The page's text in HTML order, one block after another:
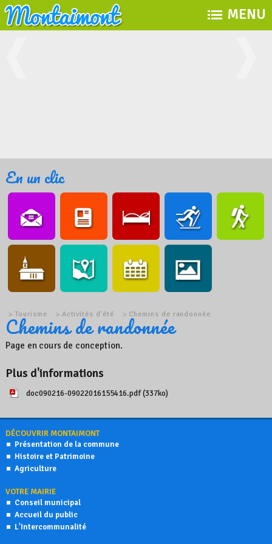
MENU
En un clic
Tourisme Activités d'été Chemins de randonnée
Chemins de randonnée
Page en cours de conception.
Plus d'informations
doc090216-09022016155416.pdf (337ko)
DÉCOUVRIR MONTAIMONT
Présentation de la commune
Histoire et Patrimoine
Agriculture
VOTRE MAIRIE
Conseil municipal
Accueil du public
L'Intercommunalité